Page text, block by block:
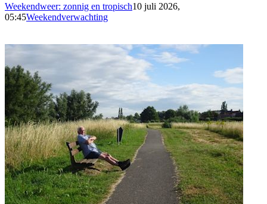
Weekendweer: zonnig en tropisch10 juli 2026,
05:45Weekendverwachting